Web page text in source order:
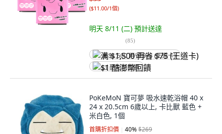
($11.00/1個)
明天 8/11 (二) 預計送達
(85)
满 $1,500 再省 $75 (王道卡)
$1 酷澎幣回饋
PoKeMoN 寶可夢 吸水速乾浴帽 40 x
24 x 20.5cm 6歲以上, 卡比獸 藍色 +
米白色, 1個
首購折扣價 40%$269